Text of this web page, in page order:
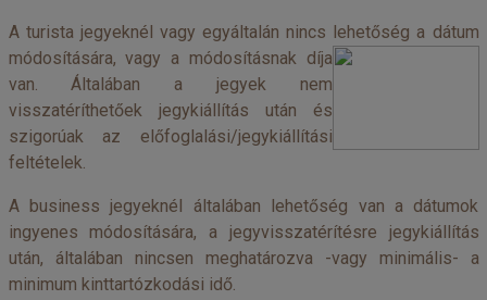
A turista jegyeknél vagy egyáltalán nincs lehetőség a dátum
módosítására, vagy a módosításnak díja
van. Általában a jegyek nem
visszatéríthetőek jegykiállítás után és
szigorúak az előfoglalási/jegykiállítási
feltételek.
A business jegyeknél általában lehetőség van a dátumok
ingyenes módosítására, a jegyvisszatérítésre jegykiállítás
után, általában nincsen meghatározva -vagy minimális- a
minimum kinttartózkodási idő.